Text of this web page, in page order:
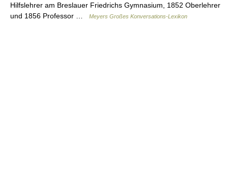
Hilfslehrer am Breslauer Friedrichs Gymnasium, 1852 Oberlehrer
und 1856 Professor …
Meyers Großes Konversations-Lexikon